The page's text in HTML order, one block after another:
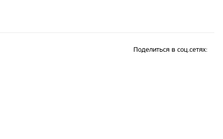
Поделиться в соц.сетях: